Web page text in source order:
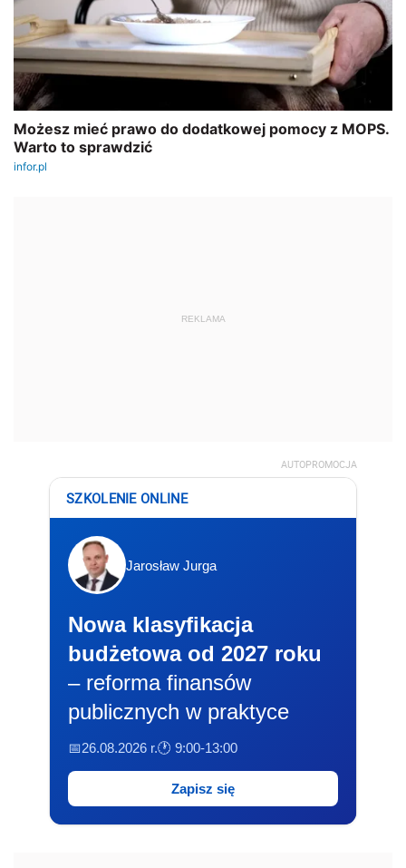
REKLAMA
AUTOPROMOCJA
SZKOLENIE ONLINE
Jarosław Jurga
Nowa klasyfikacja
budżetowa od 2027 roku
– reforma finansów
publicznych w praktyce
📅26.08.2026 r.🕐 9:00-13:00
Zapisz się